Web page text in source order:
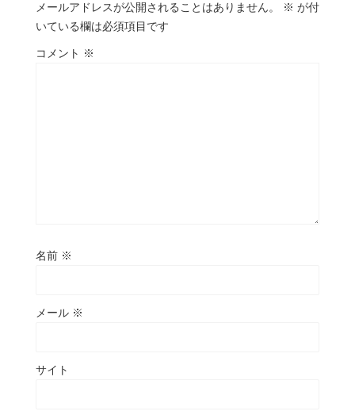
メールアドレスが公開されることはありません。 ※ が付
いている欄は必須項目です
コメント ※
名前 ※
メール ※
サイト